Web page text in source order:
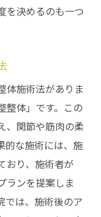
を決めるのも一つ
体施術法がありま
整体」です。この
、関節や筋肉の柔
的な施術には、施
おり、施術者が
ランを提案しま
では、施術後のア